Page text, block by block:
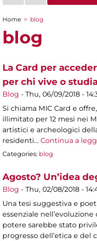
You are here
Home > blog
blog
La Card per
per chi vive o
Blog - Thu, 06/09/2018 -
Si chiama MIC Card e
illimitato per 12 mesi nei
artistici e archeologici
residenti… Continua a
Categories: blog
Agosto? Un’idea
Blog - Thu, 02/08/2018 -
Una tesi suggestiva e
essenziale
potere sarebbe stato
progresso dell’etica e del